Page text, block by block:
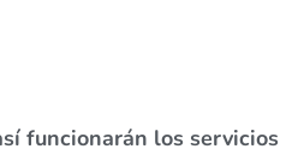
funcionarán los servicios